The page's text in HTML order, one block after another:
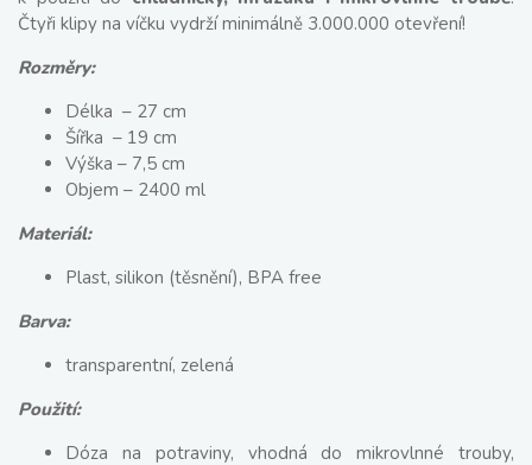
Čtyři klipy na víčku vydrží minimálně 3.000.000 otevření!
Rozměry:
Délka – 27 cm
Šířka – 19 cm
Výška – 7,5 cm
Objem – 2400 ml
Materiál:
Plast, silikon (těsnění), BPA free
Barva:
transparentní, zelená
Použití:
Dóza na potraviny, vhodná do mikrovlnné trouby,